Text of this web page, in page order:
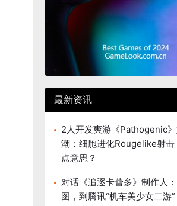
最新资讯
2人开发爽游《Pathogenic
潮：细胞进化Rougelike射击
点意思？
对话《追逐卡蕾多》制作人
图，到腾讯“机车美少女二游”